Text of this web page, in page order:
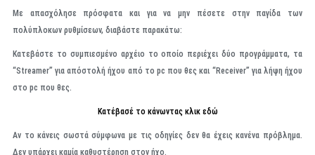
Με απασχόλησε πρόσφατα και για να μην πέσετε στην παγίδα των
πολύπλοκων ρυθμίσεων, διαβάστε παρακάτω:
Κατεβάστε το συμπιεσμένο αρχέιο το οποίο περιέχει δύο προγράμματα, τα
“Streamer” για απόστολή ήχου από το pc που θες και “Receiver” για λήψη ήχου
στο pc που θες.
Κατέβασέ το κάνωντας κλικ εδώ
Αν το κάνεις σωστά σύμφωνα με τις οδηγίες δεν θα έχεις κανένα πρόβλημα.
Δεν υπάρχει καμία καθυστέρηση στον ήχο.